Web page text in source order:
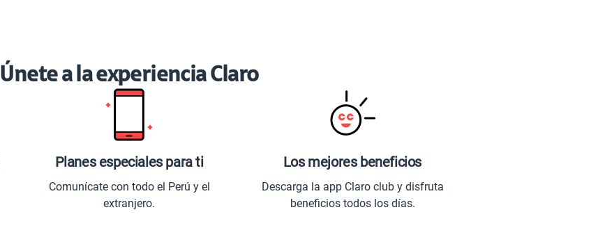
Únete a la experiencia Claro
Planes especiales para ti
Comunícate con todo el Perú y el
extranjero.
Los mejores beneficios
Descarga la app Claro club y disfruta
beneficios todos los días.